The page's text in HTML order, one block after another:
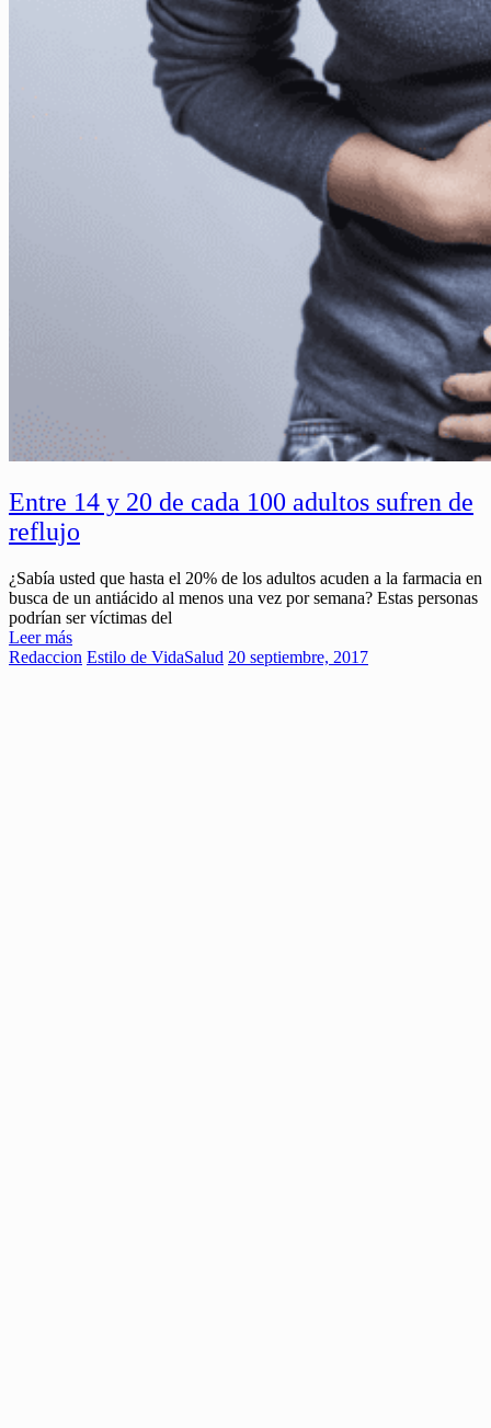
Entre 14 y 20 de cada 100 adultos sufren de
reflujo
¿Sabía usted que hasta el 20% de los adultos acuden a la farmacia en
busca de un antiácido al menos una vez por semana? Estas personas
podrían ser víctimas del
Leer más
Redaccion Estilo de VidaSalud 20 septiembre, 2017